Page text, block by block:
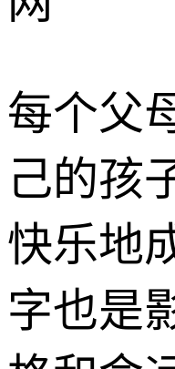
每个父
己的孩
快乐地
字也是